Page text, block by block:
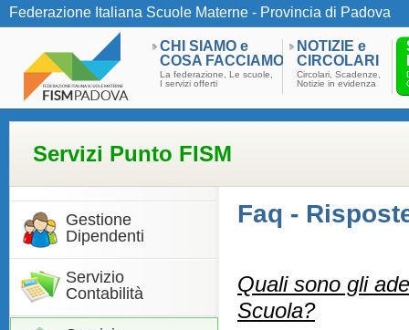
Federazione Italiana Scuole Materne - Provincia di Padova
CHI SIAMO e
COSA FACCIAMO
La federazione, Le scuole,
I servizi offerti
NOTIZIE e
CIRCOLARI
Circolari, Scadenze,
Notizie in evidenza
Servizi Punto FISM
Gestione
Dipendenti
Servizio
Contabilità
Faq -
Quali sono gli
Scuola?